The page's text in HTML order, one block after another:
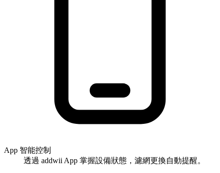
App 智能控制
透過 addwii App 掌握設備狀態，濾網更換自動提醒。